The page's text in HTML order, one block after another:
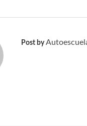
Post by